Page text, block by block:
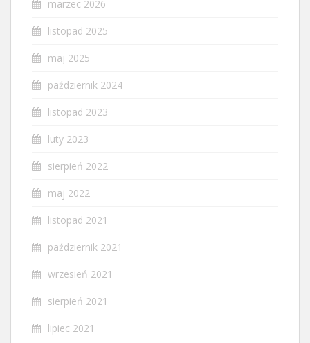
marzec 2026
listopad 2025
maj 2025
październik 2024
listopad 2023
luty 2023
sierpień 2022
maj 2022
listopad 2021
październik 2021
wrzesień 2021
sierpień 2021
lipiec 2021